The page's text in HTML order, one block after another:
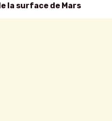
la surface de Mars